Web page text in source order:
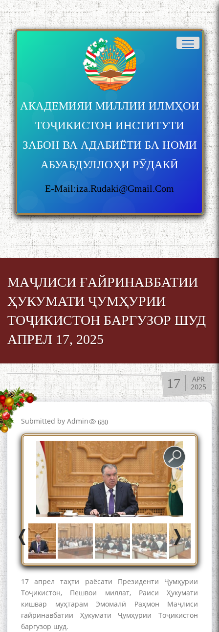
АКАДЕМИЯИ МИЛЛИИ ИЛМҲОИ
ТОҶИКИСТОН ИНСТИТУТИ
ЗАБОН ВА АДАБИЁТИ БА НОМИ
АБУАБДУЛЛОҲИ РӮДАКӢ
E-Mail:iza.rudaki@gmail.com
МАҶЛИСИ ҒАЙРИНАВБАТИИ
ҲУКУМАТИ ҶУМҲУРИИ
ТОҶИКИСТОН БАРГУЗОР ШУД
АПРЕЛ 17, 2025
17
APR
2025
Submitted by Admin 680
17 апрел таҳти раёсати Президенти Ҷумҳурии
Тоҷикистон, Пешвои миллат, Раиси Ҳукумати
кишвар муҳтарам Эмомалӣ Раҳмон Маҷлиси
ғайринавбатии Ҳукумати Ҷумҳурии Тоҷикистон
баргузор шуд.